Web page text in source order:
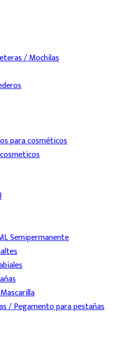
/ Mochilas
para cosméticos
Semipermanente
/ Pegamento para pestañas